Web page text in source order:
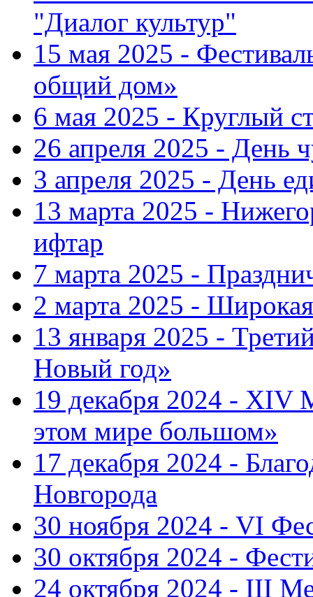
"Диалог культур"
15 мая 2025 -
общий дом»
6 мая 2025 - Круглый
26 апреля 2025 - День
3 апреля 2025 - День
13 марта 2025 -
ифтар
7 марта 2025 -
2 марта 2025 -
13 января 2025 -
Новый год»
19 декабря 2024 - XIV
этом мире большом»
17 декабря 2024 -
Новгорода
30 ноября 2024 - VI
30 октября 2024 -
24 октября 2024 - III